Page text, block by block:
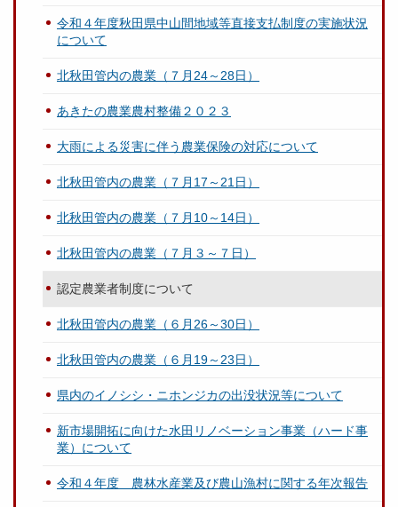
令和４年度秋田県中山間地域等直接支払制度の実施状況
について
北秋田管内の農業（７月24～28日）
あきたの農業農村整備２０２３
大雨による災害に伴う農業保険の対応について
北秋田管内の農業（７月17～21日）
北秋田管内の農業（７月10～14日）
北秋田管内の農業（７月３～７日）
認定農業者制度について
北秋田管内の農業（６月26～30日）
北秋田管内の農業（６月19～23日）
県内のイノシシ・ニホンジカの出没状況等について
新市場開拓に向けた水田リノベーション事業（ハード事
業）について
令和４年度 農林水産業及び農山漁村に関する年次報告